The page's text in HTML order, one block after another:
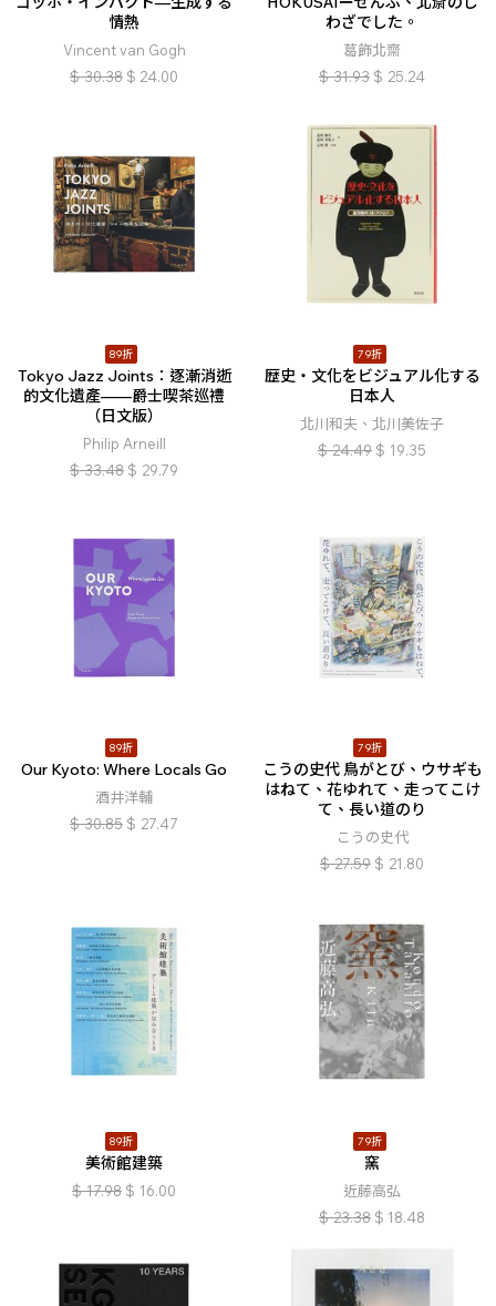
情熱
Vincent van Gogh
$ 30.38 $ 24.00
わざでした。
葛飾北齋
$ 31.93 $ 25.24
89折
Tokyo Jazz Joints：逐漸消逝
的文化遺產——爵士喫茶巡禮
（日文版）
Philip Arneill
$ 33.48 $ 29.79
79折
歴史・文化をビジュアル化する
日本人
北川和夫、北川美佐子
$ 24.49 $ 19.35
89折
Our Kyoto: Where Locals Go
酒井洋輔
$ 30.85 $ 27.47
79折
こうの史代 鳥がとび、ウサギも
はねて、花ゆれて、走ってこけ
て、長い道のり
こうの史代
$ 27.59 $ 21.80
89折
美術館建築
$ 17.98 $ 16.00
79折
窯
近藤高弘
$ 23.38 $ 18.48